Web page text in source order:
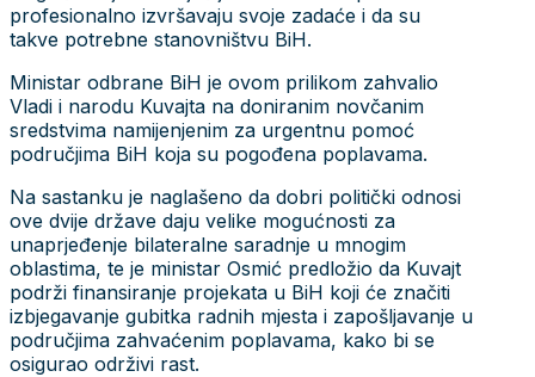
profesionalno izvršavaju svoje zadaće i da su
takve potrebne stanovništvu BiH.
Ministar odbrane BiH je ovom prilikom zahvalio
Vladi i narodu Kuvajta na doniranim novčanim
sredstvima namijenjenim za urgentnu pomoć
područjima BiH koja su pogođena poplavama.
Na sastanku je naglašeno da dobri politički odnosi
ove dvije države daju velike mogućnosti za
unaprjeđenje bilateralne saradnje u mnogim
oblastima, te je ministar Osmić predložio da Kuvajt
podrži finansiranje projekata u BiH koji će značiti
izbjegavanje gubitka radnih mjesta i zapošljavanje u
područjima zahvaćenim poplavama, kako bi se
osigurao održivi rast.